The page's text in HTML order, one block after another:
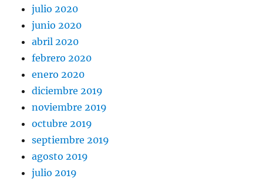
julio 2020
junio 2020
abril 2020
febrero 2020
enero 2020
diciembre 2019
noviembre 2019
octubre 2019
septiembre 2019
agosto 2019
julio 2019